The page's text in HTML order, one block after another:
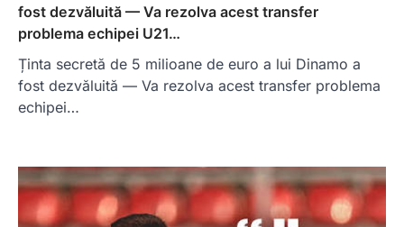
fost dezvăluită — Va rezolva acest transfer
problema echipei U21…
Ținta secretă de 5 milioane de euro a lui Dinamo a
fost dezvăluită — Va rezolva acest transfer problema
echipei…